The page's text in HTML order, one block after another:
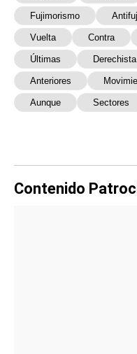
Fujimorismo
Vuelta Contra
Últimas Derechista
Anteriores
Aunque Sectores
Contenido